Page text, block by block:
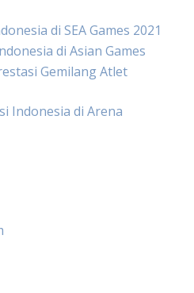
di SEA Games 2021
di Asian Games
Gemilang Atlet
Indonesia di Arena